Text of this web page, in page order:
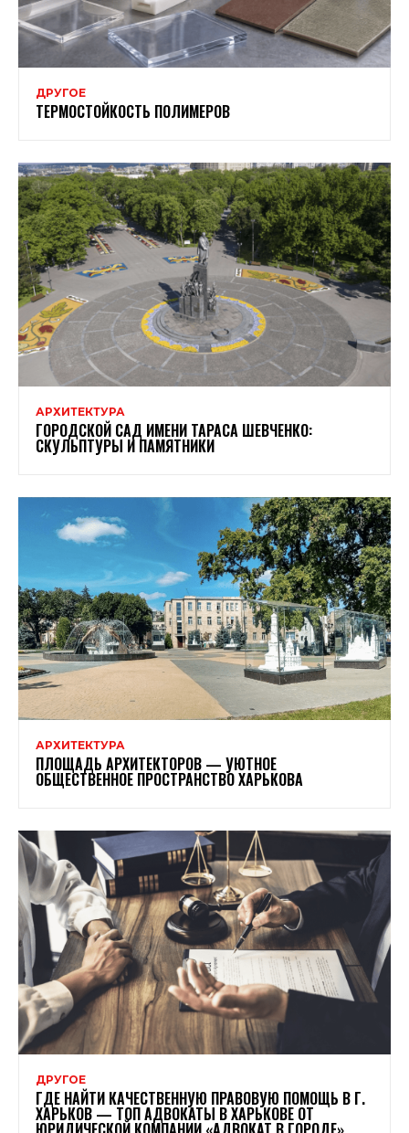
ДРУГОЕ
ТЕРМОСТОЙКОСТЬ ПОЛИМЕРОВ
АРХИТЕКТУРА
ГОРОДСКОЙ САД ИМЕНИ ТАРАСА ШЕВЧЕНКО:
СКУЛЬПТУРЫ И ПАМЯТНИКИ
АРХИТЕКТУРА
ПЛОЩАДЬ АРХИТЕКТОРОВ — УЮТНОЕ
ОБЩЕСТВЕННОЕ ПРОСТРАНСТВО ХАРЬКОВА
ДРУГОЕ
ГДЕ НАЙТИ КАЧЕСТВЕННУЮ ПРАВОВУЮ ПОМОЩЬ В Г.
ХАРЬКОВ — ТОП АДВОКАТЫ В ХАРЬКОВЕ ОТ